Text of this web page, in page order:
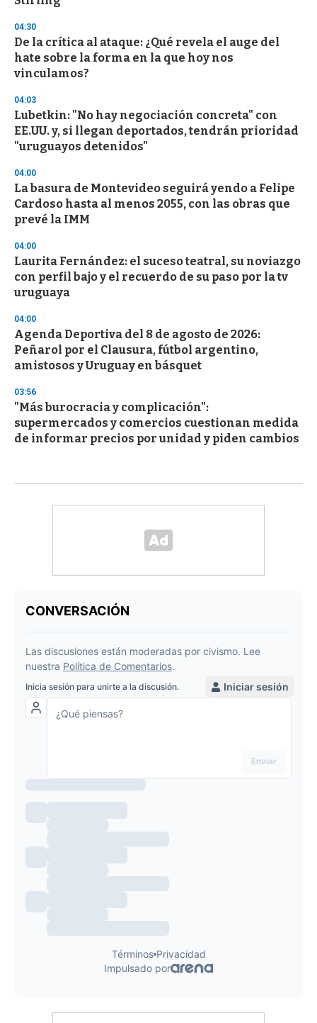
s
04:30
De la crítica al ataque: ¿Qué revela el auge del
hate sobre la forma en la que hoy nos
vinculamos?
04:03
Lubetkin: "No hay negociación concreta" con
EE.UU. y, si llegan deportados, tendrán prioridad
"uruguayos detenidos"
04:00
La basura de Montevideo seguirá yendo a Felipe
Cardoso hasta al menos 2055, con las obras que
prevé la IMM
04:00
Laurita Fernández: el suceso teatral, su noviazgo
con perfil bajo y el recuerdo de su paso por la tv
uruguaya
04:00
Agenda Deportiva del 8 de agosto de 2026:
Peñarol por el Clausura, fútbol argentino,
amistosos y Uruguay en básquet
03:56
"Más burocracia y complicación":
supermercados y comercios cuestionan medida
de informar precios por unidad y piden cambios